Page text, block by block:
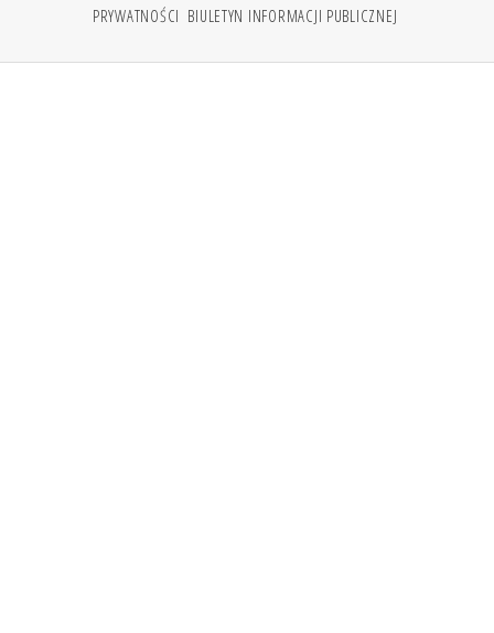
PRYWATNOŚCI BIULETYN INFORMACJI PUBLICZNEJ